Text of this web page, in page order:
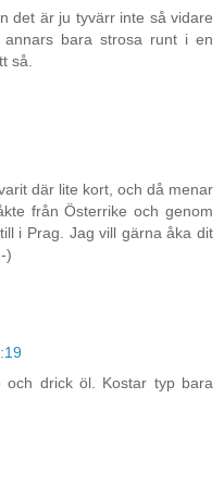
det är ju tyvärr inte så vidare
bara strosa runt i en
så.
där lite kort, och då menar
från Österrike och genom
i Prag. Jag vill gärna åka dit
)
och drick öl. Kostar typ bara